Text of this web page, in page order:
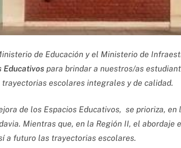
de Educación y el Ministerio de
Educativos para brindar a nuestros/as
escolares integrales y de calidad.
de los Espacios Educativos, se prioriza,
Mientras que, en la Región II, el abordaje
a futuro las trayectorias escolares.